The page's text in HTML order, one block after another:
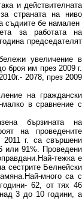
и действителната
страната на ниво
съдиите бе намален
за работата на
председателят
увеличение в
броя им през 2009 г.
2078, през 2009
на граждански
в сравнение с
бързината на
на проведените
2011 г. са свършени
или 91%. Проведени
тежка е
сестрите Белнейски
много са с
62, от тях 46
3 до 10 години, а